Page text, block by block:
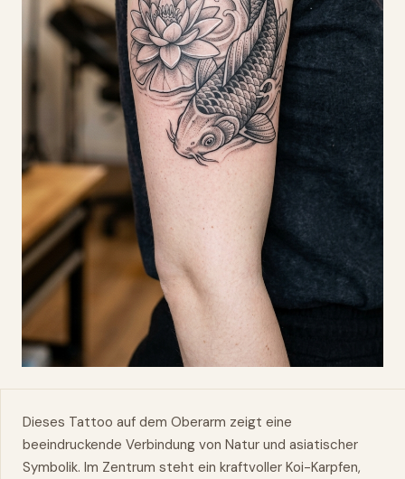
Dieses Tattoo auf dem Oberarm zeigt eine
beeindruckende Verbindung von Natur und asiatischer
Symbolik. Im Zentrum steht ein kraftvoller Koi-Karpfen,